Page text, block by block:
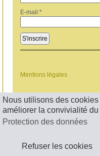
Nous utilisons des
améliorer la convivialité
Protection des données
Refuser les cookies
E-mail:*
S'inscrire
Mentions légales